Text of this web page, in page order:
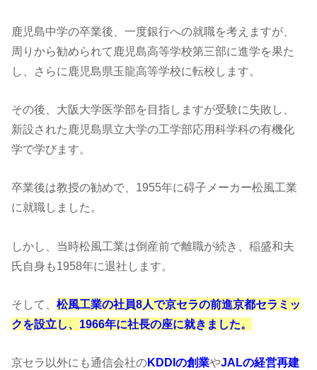
鹿児島中学の卒業後、一度銀行への就職を考えますが、
周りから勧められて鹿児島高等学校第三部に進学を果た
し、さらに鹿児島県玉龍高等学校に転校します。
その後、大阪大学医学部を目指しますが受験に失敗し、
新設された鹿児島県立大学の工学部応用科学科の有機化
学で学びます。
卒業後は教授の勧めで、1955年に碍子メーカー松風工業
に就職しました。
しかし、当時松風工業は倒産前で離職が続き、稲盛和夫
氏自身も1958年に退社します。
そして、松風工業の社員8人で京セラの前進京都セラミッ
クを設立し、1966年に社長の座に就きました。
京セラ以外にも通信会社のKDDIの創業やJALの経営再建